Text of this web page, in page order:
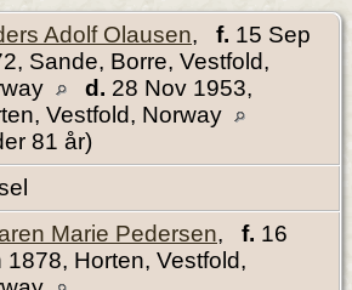
Adolf Olausen, f. 15 Sep
Sande, Borre, Vestfold,
d. 28 Nov 1953,
Vestfold, Norway
81 år)
Marie Pedersen, f. 16
1878, Horten, Vestfold,